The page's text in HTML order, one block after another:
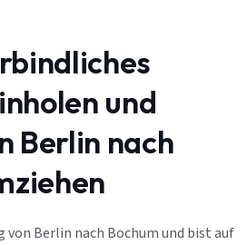
und
Berlin nach
von Berlin nach Bochum und bist auf